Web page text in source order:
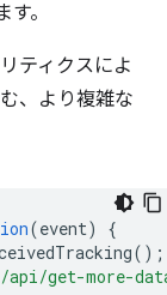
。
ティクスによ
、より複雑な
(event)
{
();
get-more-